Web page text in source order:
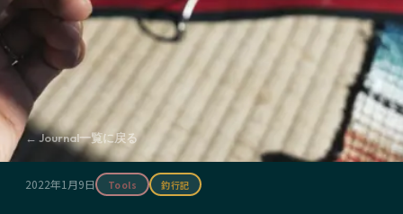
← Journal一覧に戻る
2022年1月9日 Tools 釣行記